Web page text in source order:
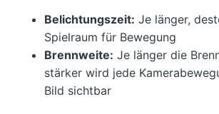
Belichtungszeit: Je länger,
Spielraum für Bewegung
Brennweite: Je länger die
stärker wird jede
Bild sichtbar